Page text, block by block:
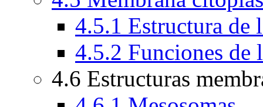
4.5.1 Estructura de
4.5.2 Funciones de
4.6 Estructuras